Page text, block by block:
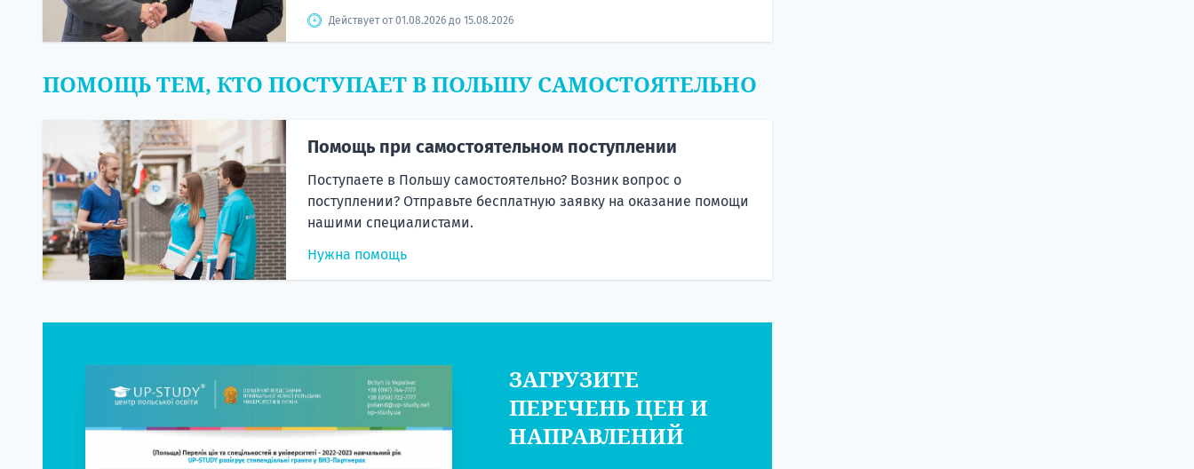
Действует от 01.08.2026 до 15.08.2026
ПОМОЩЬ ТЕМ, КТО ПОСТУПАЕТ В ПОЛЬШУ САМОСТОЯТЕЛЬНО
Помощь при самостоятельном поступлении
Поступаете в Польшу самостоятельно? Возник вопрос о
поступлении? Отправьте бесплатную заявку на оказание помощи
нашими специалистами.
Нужна помощь
ЗАГРУЗИТЕ
ПЕРЕЧЕНЬ ЦЕН И
НАПРАВЛЕНИЙ